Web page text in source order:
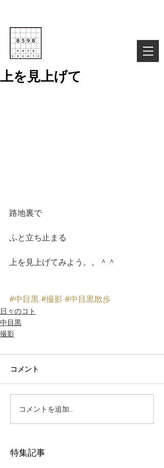
上を見上げて
路地裏で
ふと立ち止まる
上を見上げてみよう。。＾＾
#中目黒#撮影 #中目黒散歩
日々のコト
中目黒
撮影
コメント
コメントを追加…
特集記事